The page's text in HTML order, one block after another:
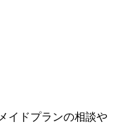
イドプランの相談や